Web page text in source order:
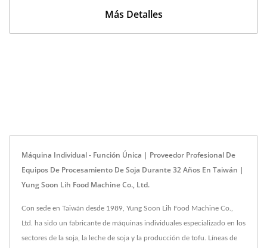
Más Detalles
Máquina Individual - Función Única | Proveedor Profesional De
Equipos De Procesamiento De Soja Durante 32 Años En Taiwán |
Yung Soon Lih Food Machine Co., Ltd.
Con sede en Taiwán desde 1989, Yung Soon Lih Food Machine Co.,
Ltd. ha sido un fabricante de máquinas individuales especializado en los
sectores de la soja, la leche de soja y la producción de tofu. Líneas de